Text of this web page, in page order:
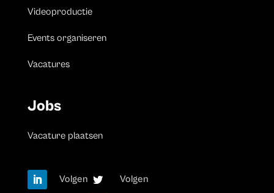
Videoproductie
Events organiseren
Vacatures
Jobs
Vacature plaatsen
Volgen Volgen